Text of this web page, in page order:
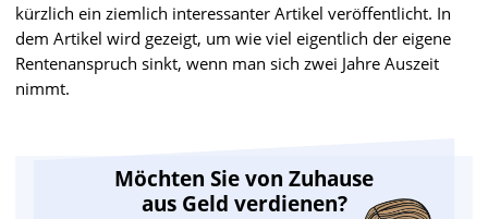
kürzlich ein ziemlich interessanter Artikel veröffentlicht. In
dem Artikel wird gezeigt, um wie viel eigentlich der eigene
Rentenanspruch sinkt, wenn man sich zwei Jahre Auszeit
nimmt.
Möchten Sie von Zuhause
aus Geld verdienen?